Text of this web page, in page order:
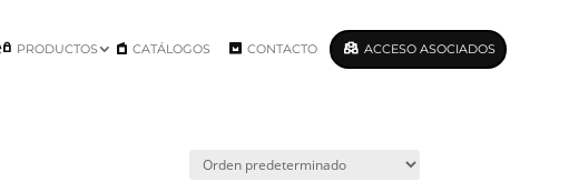
PRODUCTOS CATÁLOGOS CONTACTO ACCESO ASOCIADOS